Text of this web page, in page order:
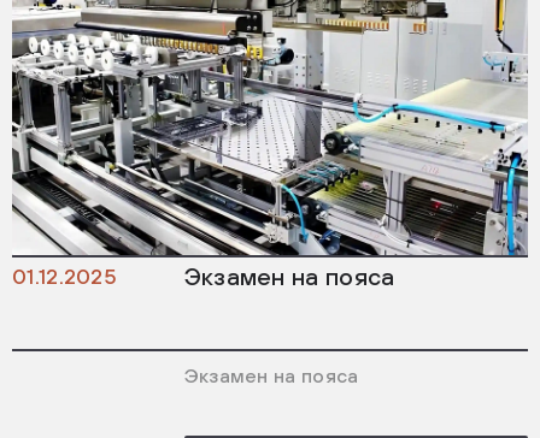
01.12.2025 Экзамен на пояса
Экзамен на пояса